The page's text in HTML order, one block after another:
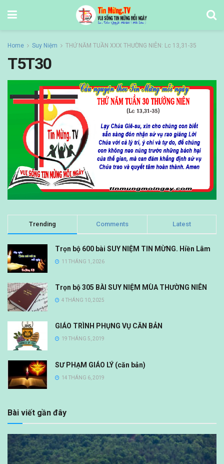
Home Suy Niệm THỨ NĂM TUẦN XXX THƯỜNG NIÊN: Lc 13,31-35
T5T30
Trending Comments Latest
Trọn bộ 600 bài SUY NIỆM TIN MỪNG. Hiền Lâm
11 THÁNG 1, 2026
Trọn bộ 305 BÀI SUY NIỆM MÙA THƯỜNG NIÊN
4 THÁNG 10, 2025
GIÁO TRÌNH PHỤNG VỤ CĂN BẢN
19 THÁNG 5, 2019
SƯ PHẠM GIÁO LÝ (căn bản)
14 THÁNG 6, 2019
Bài viết gần đây